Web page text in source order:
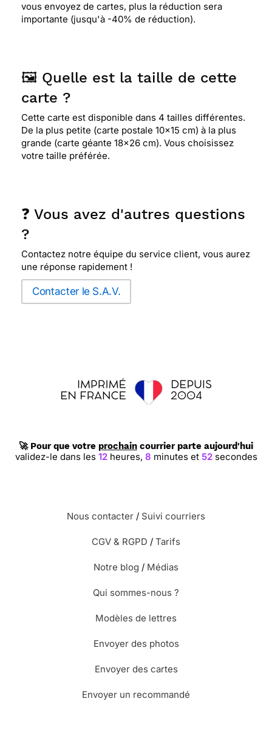
vous envoyez de cartes, plus la réduction sera
importante (jusqu'à -40% de réduction).
🖼️ Quelle est la taille de cette
carte ?
Cette carte est disponible dans 4 tailles différentes.
De la plus petite (carte postale 10x15 cm) à la plus
grande (carte géante 18x26 cm). Vous choisissez
votre taille préférée.
❓ Vous avez d'autres questions
?
Contactez notre équipe du service client, vous aurez
une réponse rapidement !
Contacter le S.A.V.
🚀 Pour que votre prochain courrier parte aujourd'hui
validez-le dans les12 heures,8 minutes et51secondes
Nous contacter / Suivi courriers
CGV & RGPD / Tarifs
Notre blog / Médias
Qui sommes-nous ?
Modèles de lettres
Envoyer des photos
Envoyer des cartes
Envoyer un recommandé